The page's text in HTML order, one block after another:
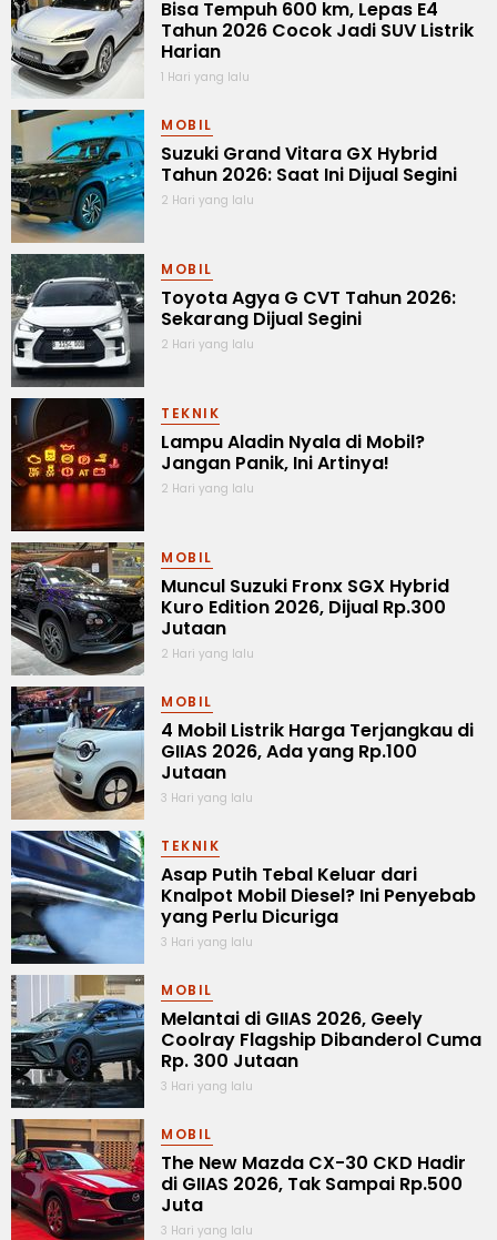
Bisa Tempuh 600 km, Lepas E4
Tahun 2026 Cocok Jadi SUV Listrik
Harian
1 Hari yang lalu
MOBIL
Suzuki Grand Vitara GX Hybrid
Tahun 2026: Saat Ini Dijual Segini
2 Hari yang lalu
MOBIL
Toyota Agya G CVT Tahun 2026:
Sekarang Dijual Segini
2 Hari yang lalu
TEKNIK
Lampu Aladin Nyala di Mobil?
Jangan Panik, Ini Artinya!
2 Hari yang lalu
MOBIL
Muncul Suzuki Fronx SGX Hybrid
Kuro Edition 2026, Dijual Rp.300
Jutaan
2 Hari yang lalu
MOBIL
4 Mobil Listrik Harga Terjangkau di
GIIAS 2026, Ada yang Rp.100
Jutaan
3 Hari yang lalu
TEKNIK
Asap Putih Tebal Keluar dari
Knalpot Mobil Diesel? Ini Penyebab
yang Perlu Dicuriga
3 Hari yang lalu
MOBIL
Melantai di GIIAS 2026, Geely
Coolray Flagship Dibanderol Cuma
Rp. 300 Jutaan
3 Hari yang lalu
MOBIL
The New Mazda CX-30 CKD Hadir
di GIIAS 2026, Tak Sampai Rp.500
Juta
3 Hari yang lalu